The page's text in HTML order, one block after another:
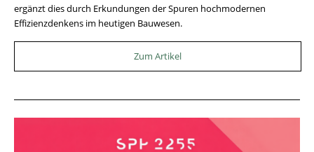
ergänzt dies durch Erkundungen der Spuren hochmodernen
Effizienzdenkens im heutigen Bauwesen.
Zum Artikel